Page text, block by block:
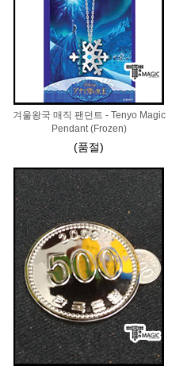
겨울왕국 매직 팬던트 - Tenyo Magic
Pendant (Frozen)
(품절)